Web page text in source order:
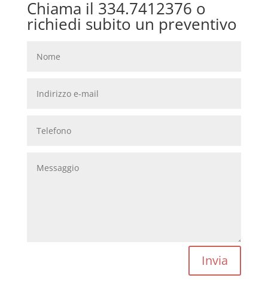
Chiama il 334.7412376 o
richiedi subito un preventivo
Invia